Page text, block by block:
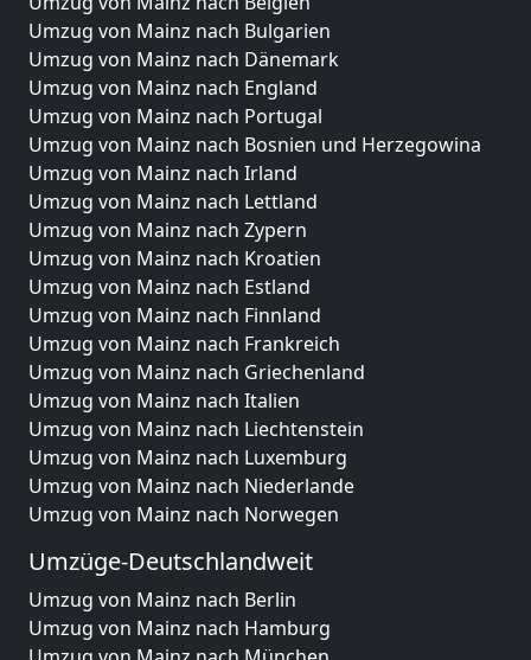
Umzug von Mainz nach Bulgarien
Umzug von Mainz nach Dänemark
Umzug von Mainz nach England
Umzug von Mainz nach Portugal
Umzug von Mainz nach Bosnien und Herzegowina
Umzug von Mainz nach Irland
Umzug von Mainz nach Lettland
Umzug von Mainz nach Zypern
Umzug von Mainz nach Kroatien
Umzug von Mainz nach Estland
Umzug von Mainz nach Finnland
Umzug von Mainz nach Frankreich
Umzug von Mainz nach Griechenland
Umzug von Mainz nach Italien
Umzug von Mainz nach Liechtenstein
Umzug von Mainz nach Luxemburg
Umzug von Mainz nach Niederlande
Umzug von Mainz nach Norwegen
Umzüge-Deutschlandweit
Umzug von Mainz nach Berlin
Umzug von Mainz nach Hamburg